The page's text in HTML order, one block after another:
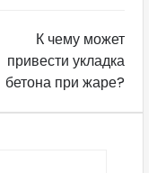
К чему может
привести укладка
бетона при жаре?